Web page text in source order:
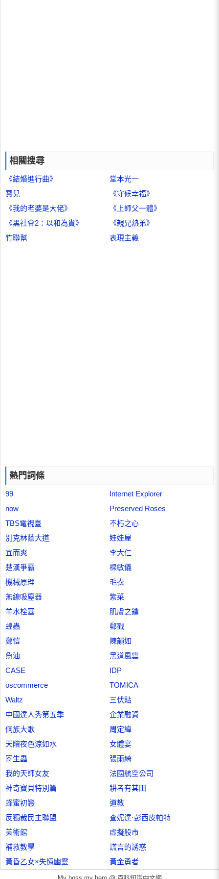
相關搜尋
《結婚進行曲》
堂本光一
寶兒
《守候幸福》
《我的老婆是大佬》
《上師父一體》
《黑社會2：以和為貴》
《親兄熱弟》
竹聯幫
表現主義
熱門詞條
99
Internet Explorer
now
Preserved Roses
TBS電視臺
不朽之心
別克林蔭大道
娃娃屋
宜而爽
李大仁
楚漢爭霸
樑敏儀
機械原理
毛衣
無線吸塵器
紫菜
羊水栓塞
肌膚之鑰
蝗蟲
郵戳
鄭愷
陳韻如
魚油
黑道風雲
CASE
IDP
oscommerce
TOMICA
Waltz
三伏貼
中國達人秀第五季
企業融資
侗族大歌
周定緯
天階夜色涼如水
女體宴
寄生蟲
張雨綺
我的天師女友
法國航空公司
神奇寶貝特別篇
耕者有其田
蜂蜜初戀
道教
反獨裁民主聯盟
查妮達·彭西皮帕特
美術館
虛擬股市
補救教學
謊言的誘惑
黃昏乙女×失憶幽靈
黃金勇者